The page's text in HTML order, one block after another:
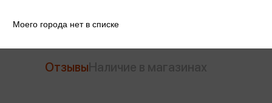
Отзывы
Моего города нет в списке